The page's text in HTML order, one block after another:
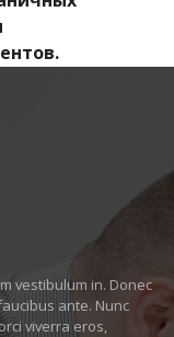
vestibulum in. Donec
ante. Nunc
viverra eros,